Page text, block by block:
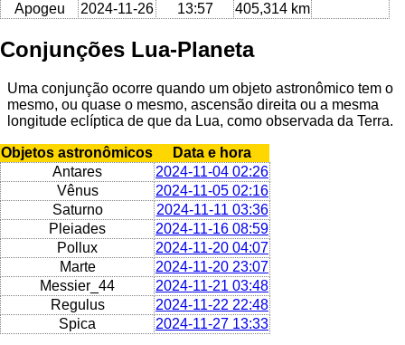
Apogeu
2024-11-26 13:57 405,314 km
Conjunções Lua-Planeta
Uma conjunção ocorre quando um objeto astronômico tem o
mesmo, ou quase o mesmo, ascensão direita ou a mesma
longitude eclíptica de que da Lua, como observada da Terra.
Objetos astronômicos
Data e hora
Antares
2024-11-04 02:26
Vênus
2024-11-05 02:16
Saturno
2024-11-11 03:36
Pleiades
2024-11-16 08:59
Pollux
2024-11-20 04:07
Marte
2024-11-20 23:07
Messier_44
2024-11-21 03:48
Regulus
2024-11-22 22:48
Spica
2024-11-27 13:33